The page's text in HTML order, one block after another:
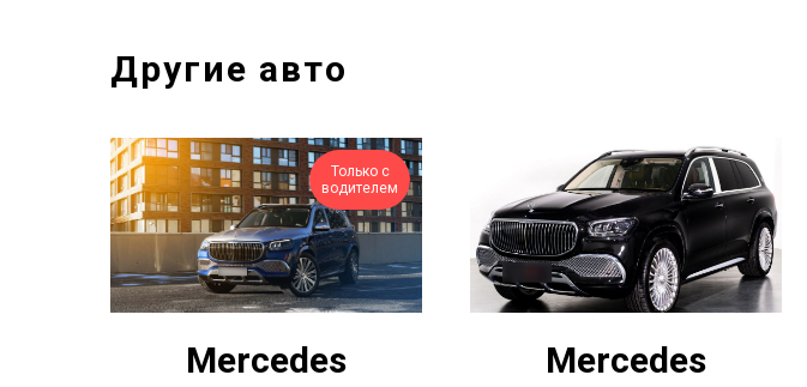
Другие авто
Только с
водителем
Mercedes
Mercedes